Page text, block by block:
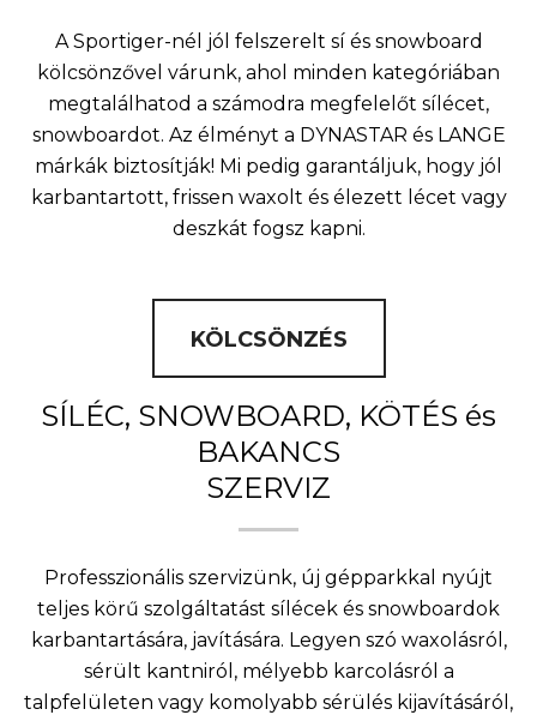
A Sportiger-nél jól felszerelt sí és snowboard
kölcsönzővel várunk, ahol minden kategóriában
megtalálhatod a számodra megfelelőt sílécet,
snowboardot. Az élményt a DYNASTAR és LANGE
márkák biztosítják! Mi pedig garantáljuk, hogy jól
karbantartott, frissen waxolt és élezett lécet vagy
deszkát fogsz kapni.
KÖLCSÖNZÉS
SÍLÉC, SNOWBOARD, KÖTÉS és
BAKANCS
SZERVIZ
Professzionális szervizünk, új gépparkkal nyújt
teljes körű szolgáltatást sílécek és snowboardok
karbantartására, javítására. Legyen szó waxolásról,
sérült kantniról, mélyebb karcolásról a
talpfelületen vagy komolyabb sérülés kijavításáról,